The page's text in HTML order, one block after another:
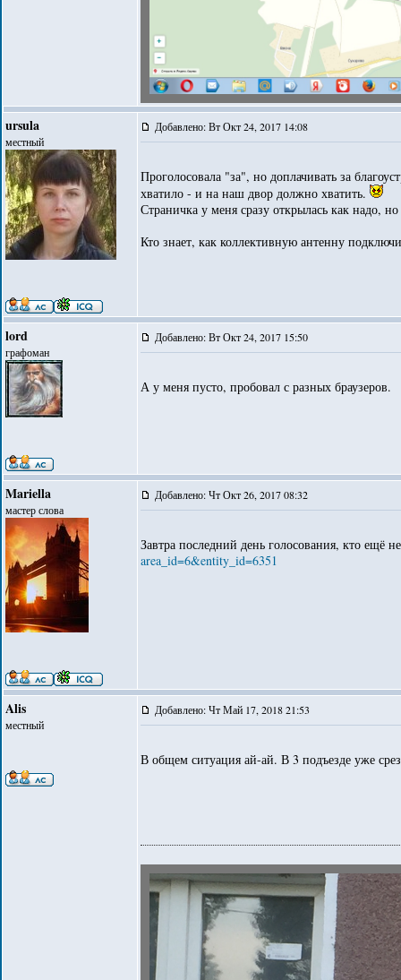
ursula
местный
Добавлено: Вт Окт 24, 2017 14:08
Проголосовала "за", но доплачивать за
хватило - и на наш двор должно хватить.
Страничка у меня сразу открылась как надо,
Кто знает, как коллективную антенну
lord
графоман
Добавлено: Вт Окт 24, 2017 15:50
А у меня пусто, пробовал с разных браузеров.
Mariella
мастер слова
Добавлено: Чт Окт 26, 2017 08:32
Завтра последний день голосования, кто ещё
area_id=6&entity_id=6351
Alis
местный
Добавлено: Чт Май 17, 2018 21:53
В общем ситуация ай-ай. В 3 подъезде уже